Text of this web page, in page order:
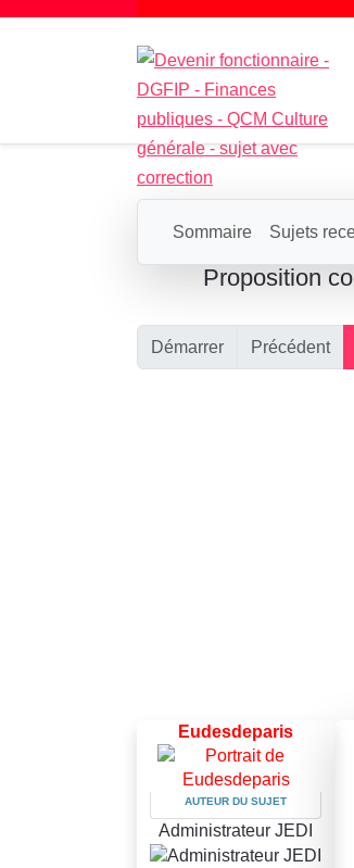
Sommaire Sujets
Proposition
Démarrer Précédent
Eudesdeparis
AUTEUR DU SUJET
Administrateur JEDI